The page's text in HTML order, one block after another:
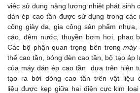
việc sử dụng năng lượng nhiệt phát sinh
dán ép cao tần được sử dụng trong các
công giày da, gia công sản phẩm nhựa,
cáo, đệm nước, thuyền bơm hơi, phao
Các bộ phận quan trọng bên trongmáy
thế cao tần, bóng đèn cao tần, bộ tạo áp
của máy dán ép cao tần dựa trên hiện
tạo ra bởi dòng cao tần trên vật liệu
liệu được kẹp giữa hai điện cực kim